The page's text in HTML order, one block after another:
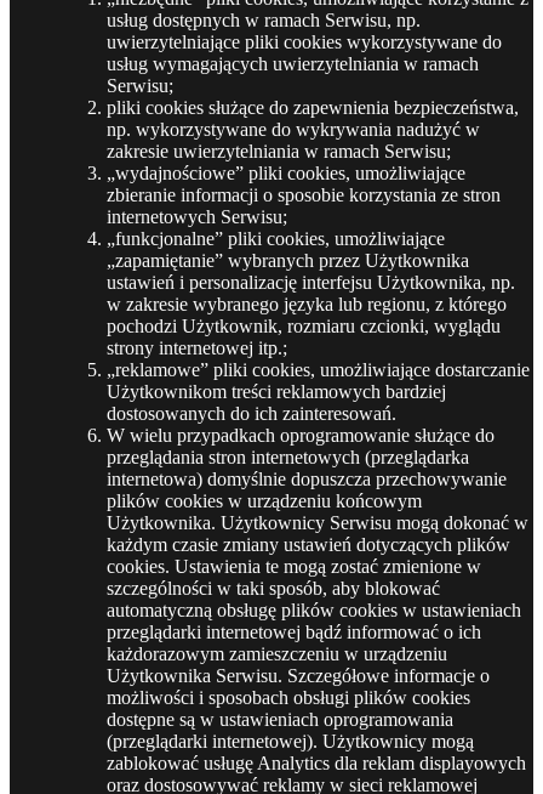
usług dostępnych w ramach Serwisu, np.
uwierzytelniające pliki cookies wykorzystywane do
usług wymagających uwierzytelniania w ramach
Serwisu;
pliki cookies służące do zapewnienia bezpieczeństwa,
np. wykorzystywane do wykrywania nadużyć w
zakresie uwierzytelniania w ramach Serwisu;
„wydajnościowe” pliki cookies, umożliwiające
zbieranie informacji o sposobie korzystania ze stron
internetowych Serwisu;
„funkcjonalne” pliki cookies, umożliwiające
„zapamiętanie” wybranych przez Użytkownika
ustawień i personalizację interfejsu Użytkownika, np.
w zakresie wybranego języka lub regionu, z którego
pochodzi Użytkownik, rozmiaru czcionki, wyglądu
strony internetowej itp.;
„reklamowe” pliki cookies, umożliwiające dostarczanie
Użytkownikom treści reklamowych bardziej
dostosowanych do ich zainteresowań.
W wielu przypadkach oprogramowanie służące do
przeglądania stron internetowych (przeglądarka
internetowa) domyślnie dopuszcza przechowywanie
plików cookies w urządzeniu końcowym
Użytkownika. Użytkownicy Serwisu mogą dokonać w
każdym czasie zmiany ustawień dotyczących plików
cookies. Ustawienia te mogą zostać zmienione w
szczególności w taki sposób, aby blokować
automatyczną obsługę plików cookies w ustawieniach
przeglądarki internetowej bądź informować o ich
każdorazowym zamieszczeniu w urządzeniu
Użytkownika Serwisu. Szczegółowe informacje o
możliwości i sposobach obsługi plików cookies
dostępne są w ustawieniach oprogramowania
(przeglądarki internetowej). Użytkownicy mogą
zablokować usługę Analytics dla reklam displayowych
oraz dostosowywać reklamy w sieci reklamowej